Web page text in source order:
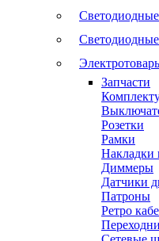
Запчасти
Розетки
Рамки
Накладки
Диммеры
Датчики
Патроны
Ретро